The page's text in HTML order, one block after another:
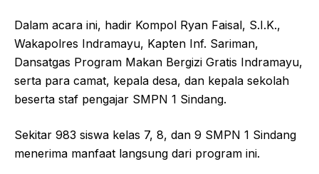
Dalam acara ini, hadir Kompol Ryan Faisal, S.I.K.,
Wakapolres Indramayu, Kapten Inf. Sariman,
Dansatgas Program Makan Bergizi Gratis Indramayu,
serta para camat, kepala desa, dan kepala sekolah
beserta staf pengajar SMPN 1 Sindang.
Sekitar 983 siswa kelas 7, 8, dan 9 SMPN 1 Sindang
menerima manfaat langsung dari program ini.